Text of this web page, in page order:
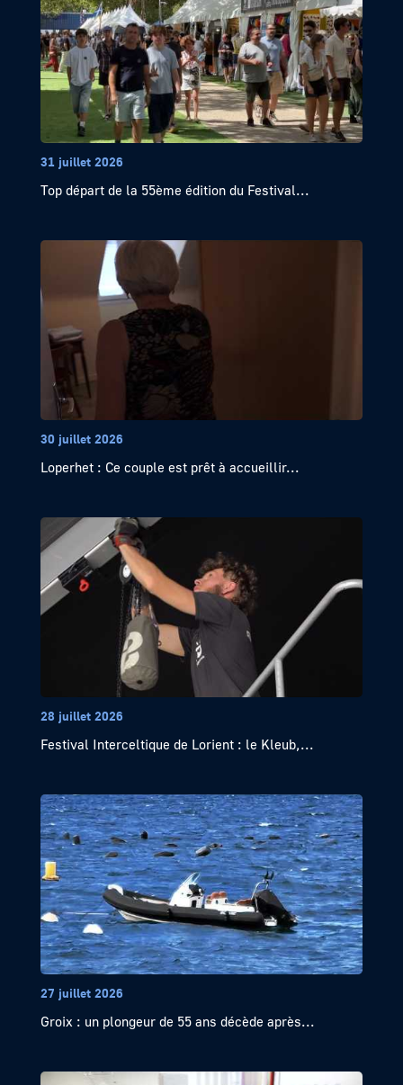
31 juillet 2026
Top départ de la 55ème édition du Festival...
30 juillet 2026
Loperhet : Ce couple est prêt à accueillir...
28 juillet 2026
Festival Interceltique de Lorient : le Kleub,...
27 juillet 2026
Groix : un plongeur de 55 ans décède après...